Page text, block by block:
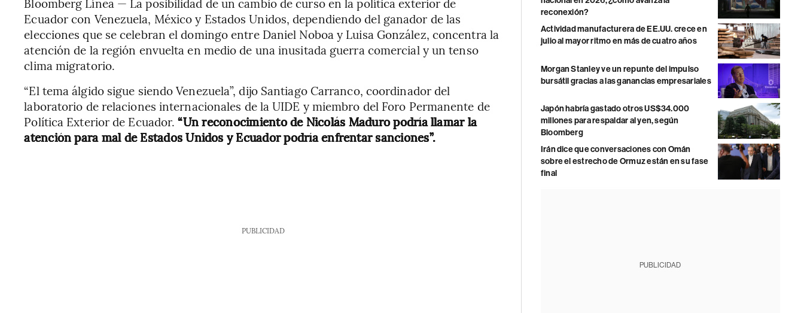
Ecuador con Venezuela, México y Estados Unidos, dependiendo del ganador de las
elecciones que se celebran el domingo entre Daniel Noboa y Luisa González, concentra la
atención de la región envuelta en medio de una inusitada guerra comercial y un tenso
clima migratorio.
“El tema álgido sigue siendo Venezuela”, dijo Santiago Carranco, coordinador del
laboratorio de relaciones internacionales de la UIDE y miembro del Foro Permanente de
Política Exterior de Ecuador. “Un reconocimiento de Nicolás Maduro podría llamar la
atención para mal de Estados Unidos y Ecuador podría enfrentar sanciones”.
PUBLICIDAD
reconexión?
Actividad manufacturera de EE.UU. crece en
julio al mayor ritmo en más de cuatro años
Morgan Stanley ve un repunte del impulso
bursátil gracias a las ganancias empresariales
Japón habría gastado otros US$34.000
millones para respaldar al yen, según
Bloomberg
Irán dice que conversaciones con Omán
sobre el estrecho de Ormuz están en su fase
final
PUBLICIDAD